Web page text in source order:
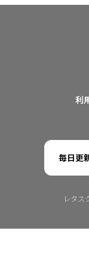
利
毎日更
レタス